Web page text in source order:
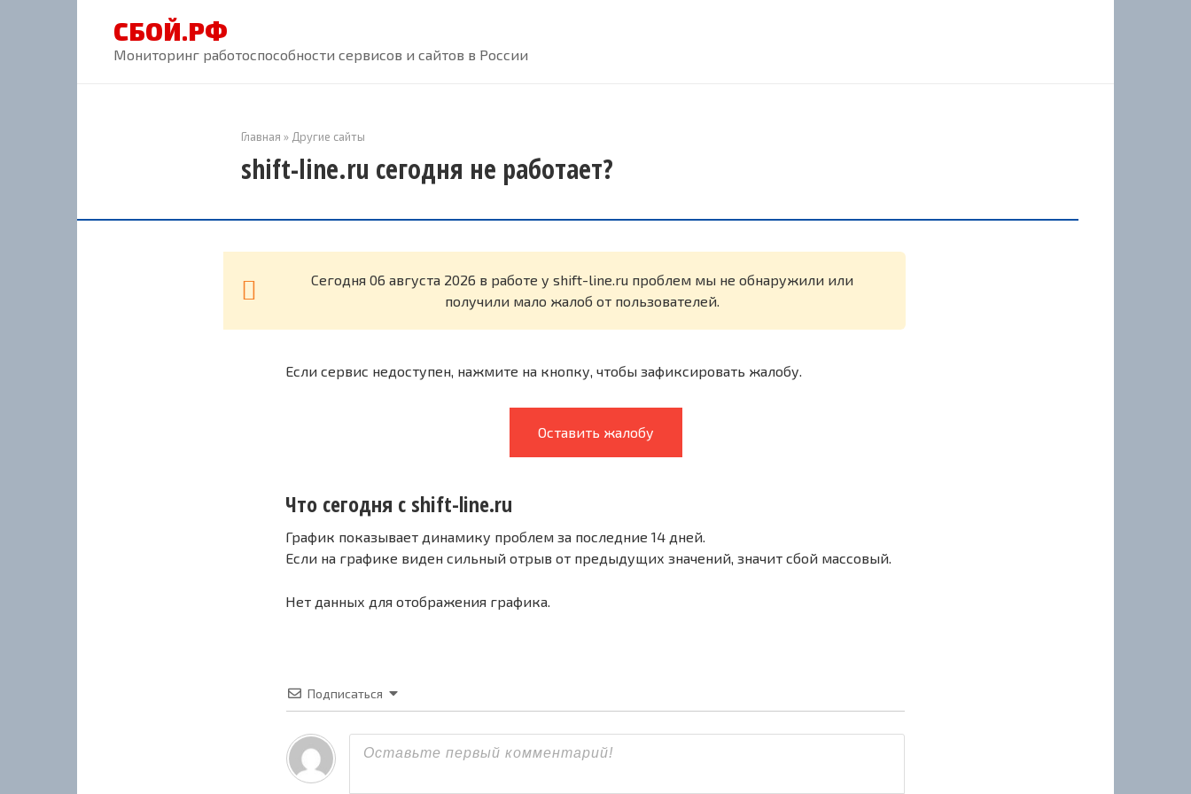
СБОЙ.РФ
Мониторинг работоспособности сервисов и сайтов в России
Главная » Другие сайты
shift-line.ru сегодня не работает?
Cегодня 06 августа 2026 в работе у shift-line.ru проблем мы не обнаружили или
получили мало жалоб от пользователей.
Если сервис недоступен, нажмите на кнопку, чтобы зафиксировать жалобу.
Оставить жалобу
Что сегодня с shift-line.ru
График показывает динамику проблем за последние 14 дней.
Если на графике виден сильный отрыв от предыдущих значений, значит сбой массовый.
Нет данных для отображения графика.
Подписаться